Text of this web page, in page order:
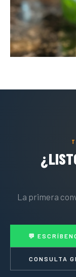
La primera
💬
CONSULTA